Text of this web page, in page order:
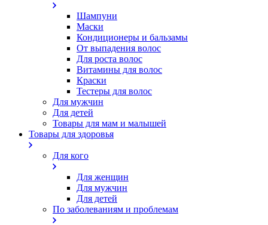
Шампуни
Маски
Кондиционеры и бальзамы
От выпадения волос
Для роста волос
Витамины для волос
Краски
Тестеры для волос
Для мужчин
Для детей
Товары для мам и малышей
Товары для здоровья
Для кого
Для женщин
Для мужчин
Для детей
По заболеваниям и проблемам